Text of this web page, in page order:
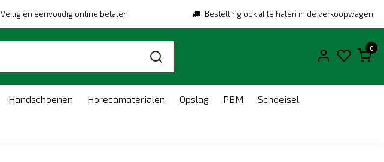
Veilig en eenvoudig online betalen. Bestelling ook af te halen in de verkoopwagen!
0
Handschoenen Horecamaterialen Opslag PBM Schoeisel